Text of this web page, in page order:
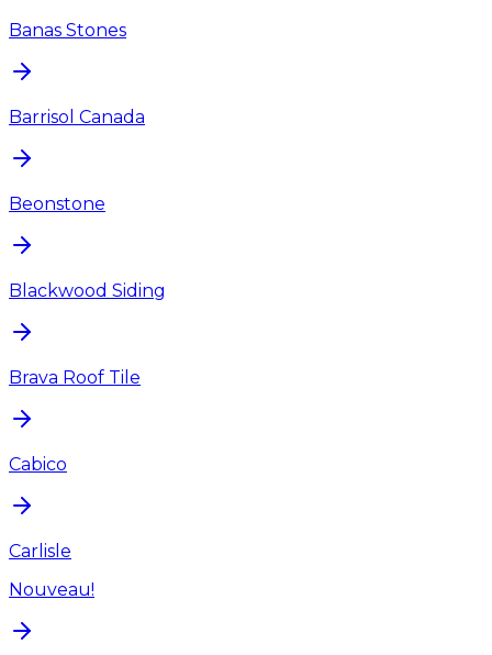
Banas Stones
Barrisol Canada
Beonstone
Blackwood Siding
Brava Roof Tile
Cabico
Carlisle
Nouveau!